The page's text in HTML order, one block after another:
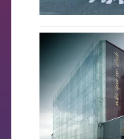
FCB Barcelona badge